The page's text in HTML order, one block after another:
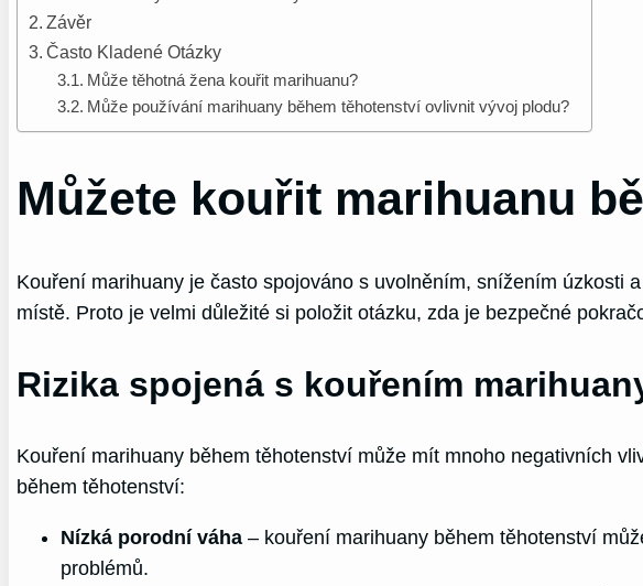
Závěr
Často Kladené Otázky
Může těhotná žena kouřit marihuanu?
Může používání marihuany během těhotenství ovlivnit vývoj plodu?
Můžete kouřit marihuanu
Kouření marihuany je často spojováno s uvolněním, snížením úzkosti
místě. Proto je velmi důležité si položit otázku, zda je bezpečné
Rizika spojená s kouřením
Kouření marihuany během těhotenství může mít mnoho negativních
během těhotenství:
Nízká porodní váha – kouření marihuany během těhotenství
problémů.